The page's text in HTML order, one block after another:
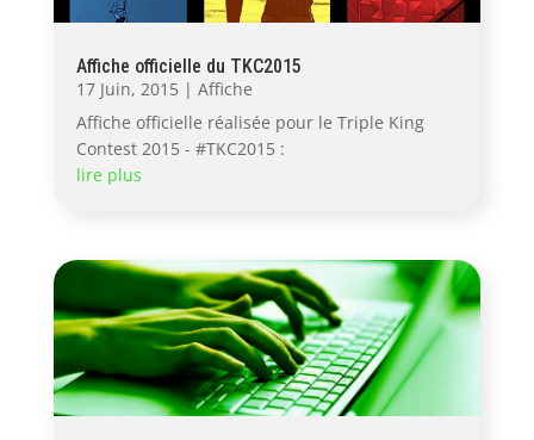
Affiche officielle du TKC2015
17 Juin, 2015 | Affiche
Affiche officielle réalisée pour le Triple King
Contest 2015 - #TKC2015 :
lire plus